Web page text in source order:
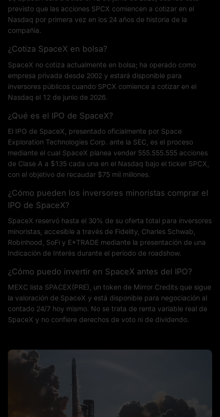
previsto que las acciones SPCX comiencen a cotizar en el
Nasdaq por primera vez en los 24 años de historia de la
compañía.
¿Cotiza SpaceX en bolsa?
SpaceX no cotiza actualmente en bolsa; ha operado como
empresa privada desde 2002 y estará disponible para
inversores públicos cuando SPCX comience a cotizar en el
Nasdaq el 12 de junio de 2026.
¿Qué es el IPO de SpaceX?
El IPO de SpaceX, presentado oficialmente por Space
Exploration Technologies Corp. ante la SEC, es el proceso
mediante el cual SpaceX planea vender 555.555.555 acciones
de Clase A a $135 cada una en el Nasdaq bajo el ticker SPCX,
con el objetivo de recaudar $75 mil millones.
¿Cómo pueden los inversores minoristas comprar el
IPO de SpaceX?
SpaceX reservó hasta el 30% de su oferta total para inversores
minoristas, accesible a través de Fidelity, Charles Schwab,
Robinhood, SoFi y E*TRADE mediante la presentación de una
Indicación de Interés durante el período de roadshow.
¿Cómo puedo invertir en SpaceX antes del IPO?
MEXC lista SPACEX(PRE), un token de Mirror Credits que sigue
la valoración de SpaceX y está disponible para negociación al
contado 24/7 hoy mismo. No se trata de renta variable real de
SpaceX y no confiere derechos de voto ni de dividendo.